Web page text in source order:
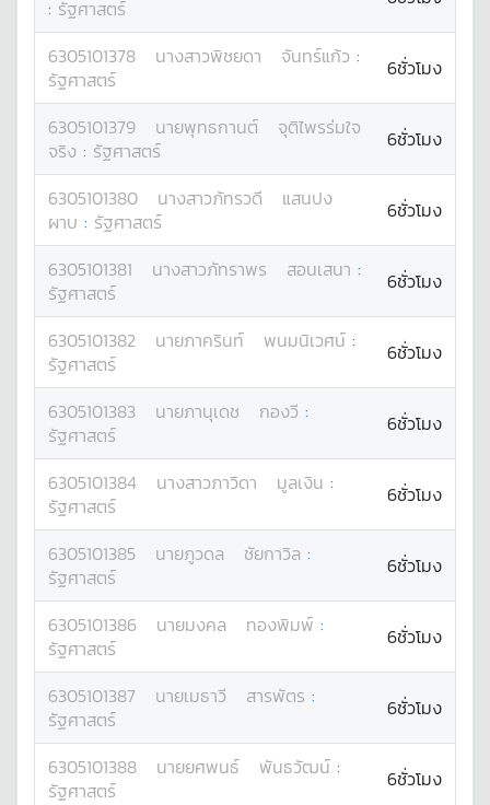
: รัฐศาสตร์
6305101378 นางสาวพิชยดา จันทร์แก้ว :
รัฐศาสตร์
6ชั่วโมง
6305101379 นายพุทธกานต์
จุติไพรร่มใจ
จริง : รัฐศาสตร์ 6ชั่วโมง
6305101380 นางสาวภัทรวดี
แสนปง
ผาบ : รัฐศาสตร์ 6ชั่วโมง
6305101381 นางสาวภัทราพร สอนเสนา :
รัฐศาสตร์
6ชั่วโมง
6305101382 นายภาครินท์ พนมนิเวศน์ :
รัฐศาสตร์
6ชั่วโมง
6305101383 นายภานุเดช กองวี :
รัฐศาสตร์
6ชั่วโมง
6305101384 นางสาวภาวิดา มูลเงิน :
รัฐศาสตร์
6ชั่วโมง
6305101385 นายภูวดล ชัยกาวิล :
รัฐศาสตร์
6ชั่วโมง
6305101386 นายมงคล ทองพิมพ์ :
รัฐศาสตร์
6ชั่วโมง
6305101387 นายเมธาวี สารพัตร :
รัฐศาสตร์
6ชั่วโมง
6305101388 นายยศพนธ์ พันธวัฒน์ :
รัฐศาสตร์
6ชั่วโมง